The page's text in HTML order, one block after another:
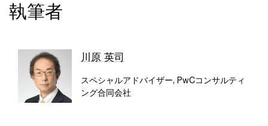
執筆者
川原 英司
スペシャルアドバイザー, PwCコンサルティ
ング合同会社